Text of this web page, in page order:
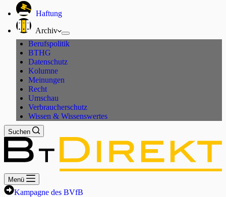
Haftung
Archiv
Berufspolitik
BTHG
Datenschutz
Kolumne
Meinungen
Recht
Umschau
Verbraucherschutz
Wissen & Wissenswertes
Suchen
Menü
Kampagne des BVfB